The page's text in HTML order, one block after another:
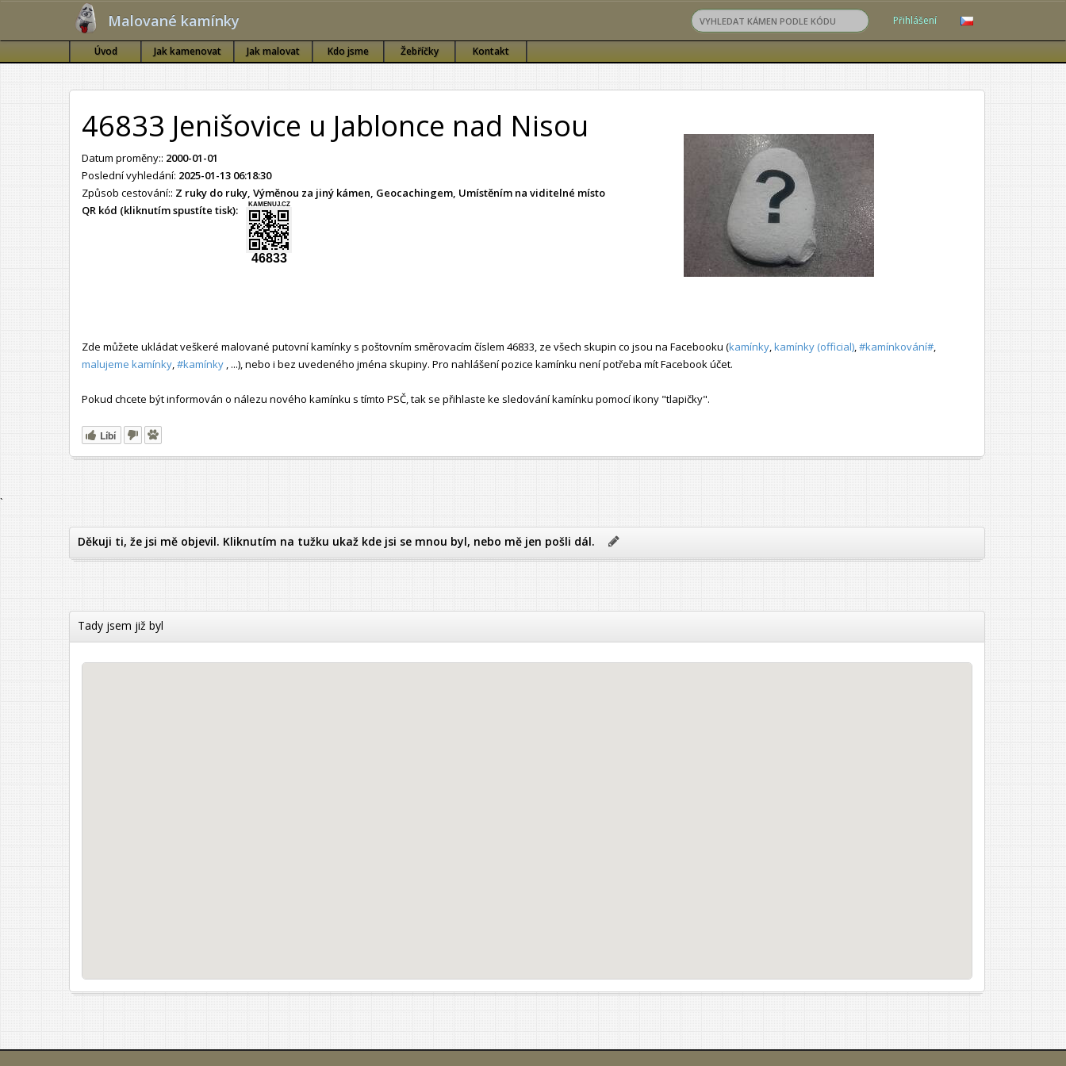
Malované kamínky Přihlášení
Úvod Jak kamenovat Jak malovat Kdo jsme Žebříčky Kontakt
46833 Jenišovice u Jablonce nad Nisou
Datum proměny:: 2000-01-01
Poslední vyhledání: 2025-01-13 06:18:30
Způsob cestování:: Z ruky do ruky, Výměnou za jiný kámen, Geocachingem, Umístěním na viditelné místo
QR kód (kliknutím spustíte tisk):
KAMENUJ.CZ
46833
Zde můžete ukládat veškeré malované putovní kamínky s poštovním směrovacím číslem 46833, ze všech skupin co jsou na Facebooku (kamínky kamínky (official) #kamínkování#
malujeme kamínky #kamínky , ...), nebo i bez uvedeného jména skupiny. Pro nahlášení pozice kamínku není potřeba mít Facebook účet.
Pokud chcete být informován o nálezu nového kamínku s tímto PSČ, tak se přihlaste ke sledování kamínku pomocí ikony "tlapičky".
Líbí
`
Děkuji ti, že jsi mě objevil. Kliknutím na tužku ukaž kde jsi se mnou byl, nebo mě jen pošli dál.
Tady jsem již byl